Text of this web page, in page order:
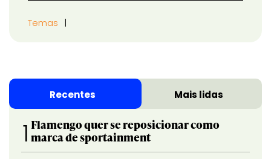
Temas
Recentes Mais lidas
1 Flamengo quer se reposicionar como
marca de sportainment